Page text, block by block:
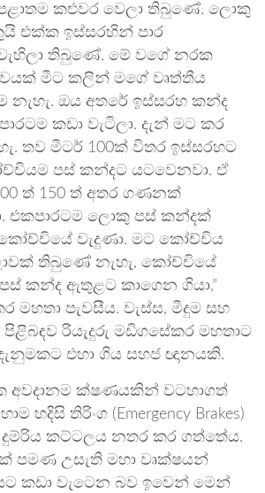
පළාතම කළුවර වෙලා තිබුණේ. ලොකු
එක්ක ඉස්සරහින් පාර
තිබුණේ. මේ වගේ නරක
මීට කලින් මගේ වෘත්තීය
ඔය අතරේ ඉස්සරහ කන්ද
කඩා වැටිලා. දැන් මට කර
තව මීටර් 100ක් විතර ඉස්සරහට
පස් කන්දට යටවෙනවා. ඒ
ත් 150 ත් අතර ගණනක්
එකපාරටම ලොකු පස් කන්දක්
වැදුණා. මට කෝච්චිය
තිබුණේ නැහැ, කෝච්චියේ
කන්ද ඇතුළට කාගෙන ගියා,”
මහතා පැවසීය. වැස්ස, මීදුම සහ
පිළිබඳව රියැදුරු මඩිගසේකර මහතාට
එහා ගිය සහජ ඥානයකි.
අවදානම ක්ෂණයකින් වටහාගත්
හදිසි තිරිංග (Emergency Brakes)
කට්ටලය නතර කර ගත්තේය.
පමණ උසැති මහා වෘක්ෂයන්
කඩා වැටෙන බව ඉවෙන් මෙන්